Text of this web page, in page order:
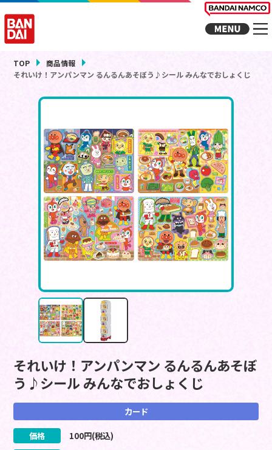
TOP
商品情報
それいけ！アンパンマン るんるんあそぼう♪シール みんなでおしょくじ
それいけ！アンパンマン るんるんあそぼ
う♪シール みんなでおしょくじ
カード
価格 100円(税込)